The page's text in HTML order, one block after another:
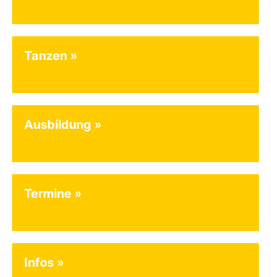
Tanzen
Ausbildung
Termine
Infos